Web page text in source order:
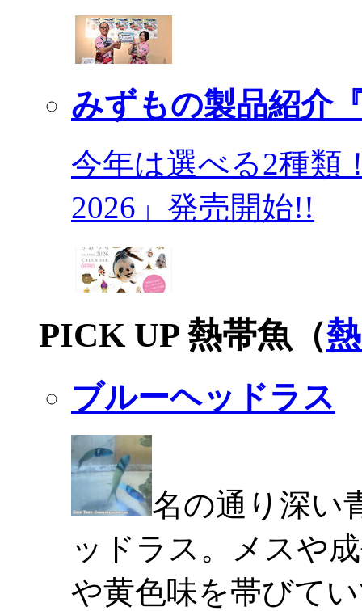
みずもの製品紹介
今年は選べる2種類
2026」発売開始!!
PICK UP 熱帯魚（
ブルーヘッドラス
名の通り深い
ッドラス。メスや
や黄色味を帯びて